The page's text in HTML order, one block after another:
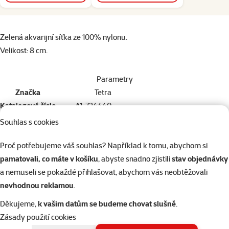
Souhlas s cookies
Proč potřebujeme váš souhlas? Například k tomu, abychom si
pamatovali, co máte v košíku, abyste snadno zjistilistav objednávky
a nemuseli se pokaždé přihlašovat, abychom vás neobtěžovali
nevhodnou reklamou.
Děkujeme,k vašim datům se budeme chovat slušně.
Zásady použití cookies
superzoo.product.detail.content
Zelená akvarijní síťka ze 100% nylonu.
Velikost: 8 cm.
Parametry
Značka
Tetra
Katalogové číslo
A1-724440
EAN
4004218724440
Škrabka MARINA akvarijní se žiletkou
Hodnocení 100%, počet hodnocení: 1
Cena
139 Kč